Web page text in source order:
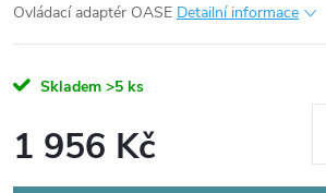
Ovládací adaptér OASE Detailní informace
Skladem >5 ks
1 956 Kč